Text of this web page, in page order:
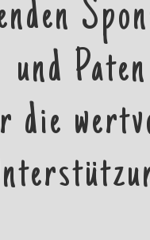
und Paten
die